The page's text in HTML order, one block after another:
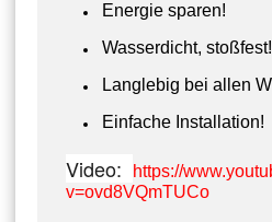
Energie sparen!
Wasserdicht, stoßfest!
Langlebig bei allen
Einfache Installation!
Video:
https://
v=ovd8VQmTUCo